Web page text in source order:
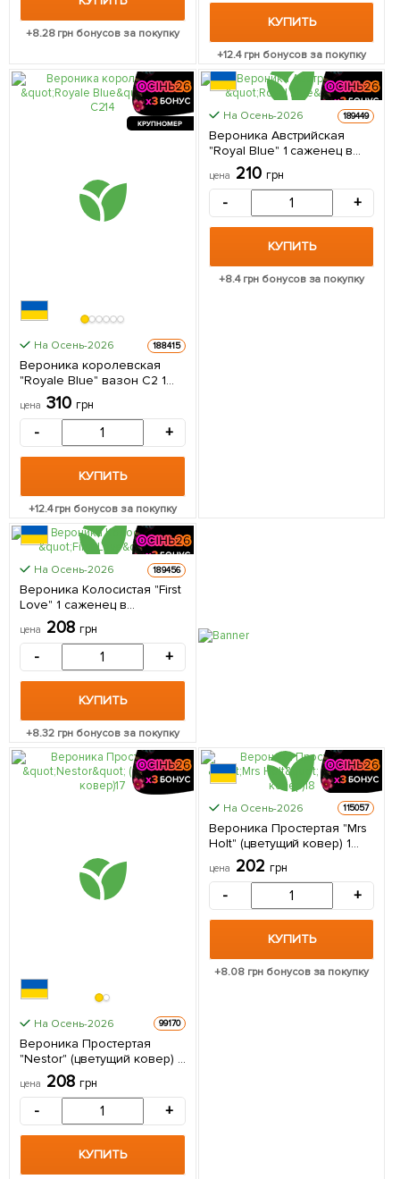
+8.28грн бонусов за покупку
КУПИТЬ
+12.4грн бонусов за покупку
КРУПНОМЕР
На Осень-2026 188415
Вероника королевская
"Royale Blue" вазон С2 1
саженец в упаковке
цена 310 грн
- +
КУПИТЬ
+12.4грн бонусов за покупку
На Осень-2026 189449
Вероника Австрийская
"Royal Blue" 1 саженец в
упаковке
цена 210 грн
- +
КУПИТЬ
+8.4грн бонусов за покупку
На Осень-2026 189456
Вероника Колосистая "First
Love" 1 саженец в
упаковке
цена 208 грн
- +
КУПИТЬ
+8.32 грн бонусов за покупку
На Осень-2026 99170
Вероника Простертая
"Nestor" (цветущий ковер) 1
саженец в упаковке
цена 208 грн
- +
КУПИТЬ
На Осень-2026 115057
Вероника Простертая "Mrs
Holt" (цветущий ковер) 1
саженец в упаковке
цена 202 грн
- +
КУПИТЬ
+8.08грн бонусов за покупку